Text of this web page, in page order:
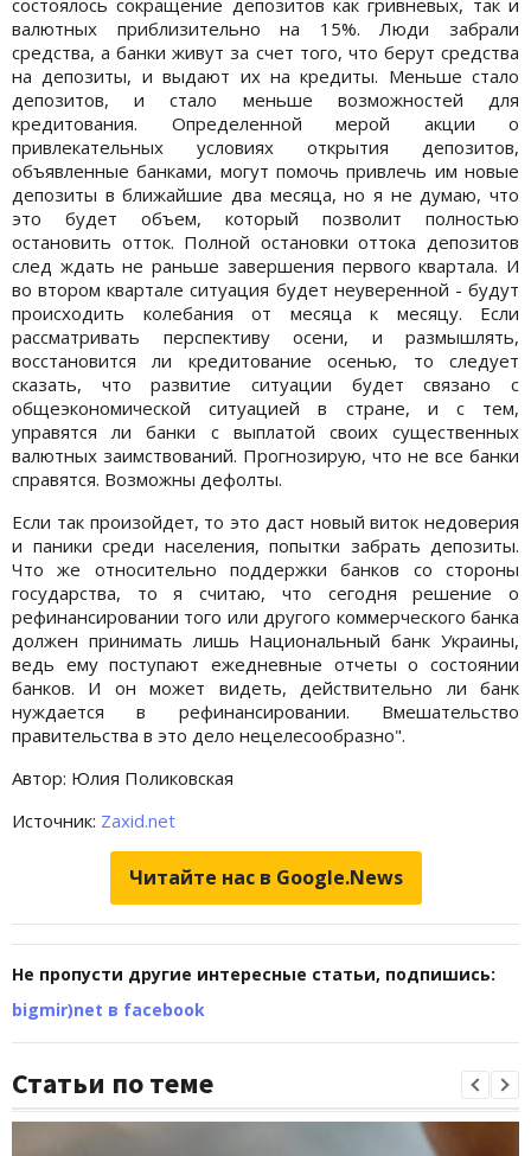
валютных приблизительно на 15%. Люди забрали
средства, а банки живут за счет того, что берут средства
на депозиты, и выдают их на кредиты. Меньше стало
депозитов, и стало меньше возможностей для
кредитования. Определенной мерой акции о
привлекательных условиях открытия депозитов,
объявленные банками, могут помочь привлечь им новые
депозиты в ближайшие два месяца, но я не думаю, что
это будет объем, который позволит полностью
остановить отток. Полной остановки оттока депозитов
след ждать не раньше завершения первого квартала. И
во втором квартале ситуация будет неуверенной - будут
происходить колебания от месяца к месяцу. Если
рассматривать перспективу осени, и размышлять,
восстановится ли кредитование осенью, то следует
сказать, что развитие ситуации будет связано с
общеэкономической ситуацией в стране, и с тем,
управятся ли банки с выплатой своих существенных
валютных заимствований. Прогнозирую, что не все банки
справятся. Возможны дефолты.
Если так произойдет, то это даст новый виток недоверия
и паники среди населения, попытки забрать депозиты.
Что же относительно поддержки банков со стороны
государства, то я считаю, что сегодня решение о
рефинансировании того или другого коммерческого банка
должен принимать лишь Национальный банк Украины,
ведь ему поступают ежедневные отчеты о состоянии
банков. И он может видеть, действительно ли банк
нуждается в рефинансировании. Вмешательство
правительства в это дело нецелесообразно".
Автор: Юлия Поликовская
Источник: Zaxid.net
Читайте нас в Google.News
Не пропусти другие интересные статьи, подпишись:
bigmir)net в facebook
Статьи по теме